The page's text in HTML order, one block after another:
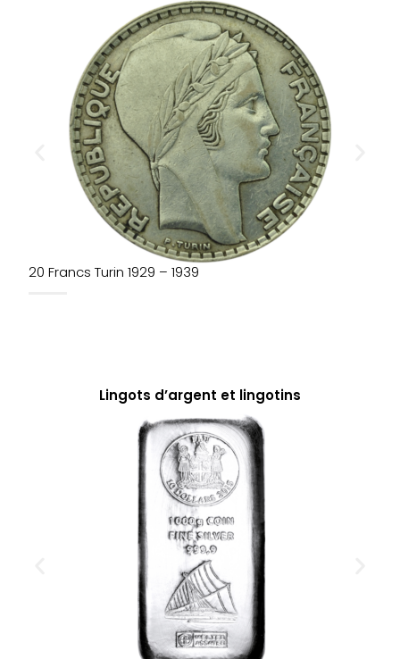
20 Francs Turin 1929 – 1939
Lingots d’argent et lingotins